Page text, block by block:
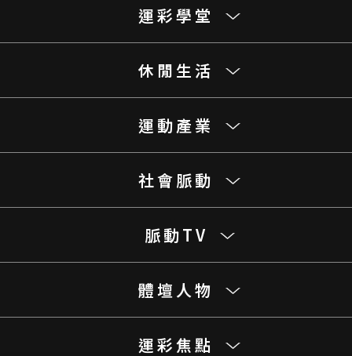
運彩學堂
休閒生活
運動產業
社會脈動
脈動TV
體壇人物
運彩焦點